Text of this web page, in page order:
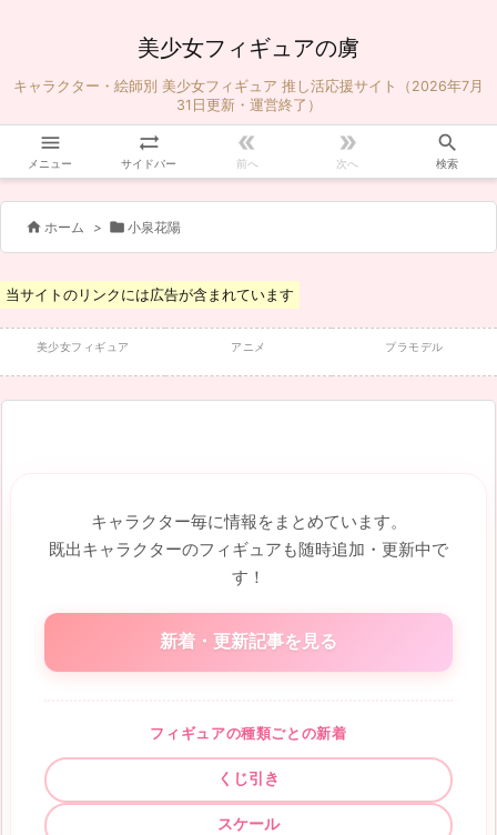
美少女フィギュアの虜
キャラクター・絵師別 美少女フィギュア 推し活応援サイト（2026年7月
31日更新・運営終了）

メニュー

サイドバー

前へ

次へ

検索
 ホーム >  小泉花陽
当サイトのリンクには広告が含まれています
美少女フィギュア アニメ プラモデル
キャラクター毎に情報をまとめています。
既出キャラクターのフィギュアも随時追加・更新中で
す！
新着・更新記事を見る
フィギュアの種類ごとの新着
くじ引き
スケール